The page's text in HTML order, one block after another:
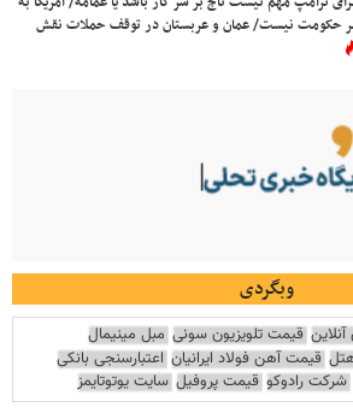
حکومت نیست/ عمان و عربستان در توقف حملات نقش
وبگردی
آنلاین قیمت تلویزیون سونی مبل مینیمال
قیمت آهن فولاد ایرانیان اعتبارسنجی بانکی
شرکت رادوکو قیمت پروفیل سایت یوتوتایمز